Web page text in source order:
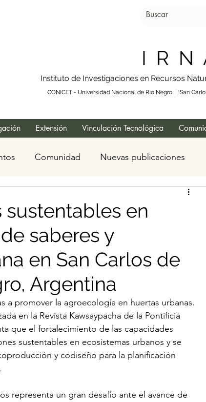
I R N
Instituto de Investigaciones en Recursos
CONICET - Universidad Nacional de Río Negro | San
Extensión Vinculación Tecnológica
Comunidad Nuevas publicaciones
sustentables en
saberes y
en San Carlos de
Argentina
a promover la agroecología en huertas urbanas.
en la Revista Kawsaypacha de la Pontificia
que el fortalecimiento de las capacidades
sustentables en ecosistemas urbanos y se
y codiseño para la planificación
representa un gran desafío ante el avance de